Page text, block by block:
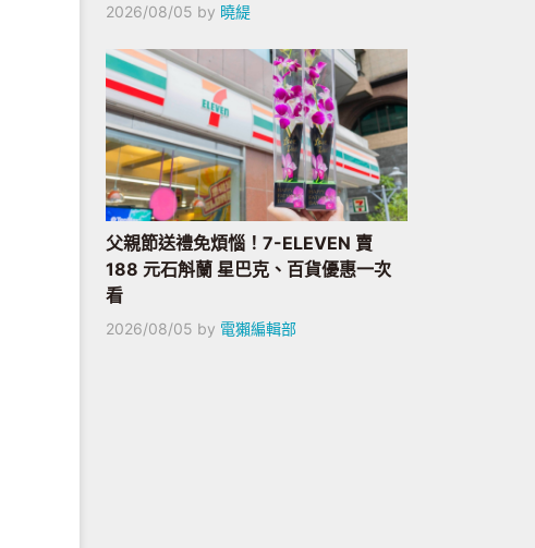
2026/08/05 by 曉緹
父親節送禮免煩惱！7-ELEVEN 賣
188 元石斛蘭 星巴克、百貨優惠一次
看
2026/08/05 by 電獺編輯部